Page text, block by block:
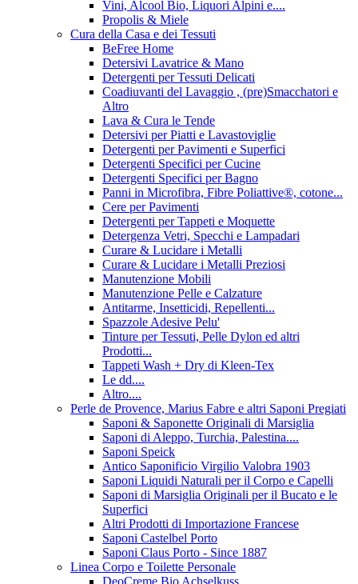
Vini, Alcool Bio, Liquori Alpini e....
Propolis & Miele
Cura della Casa e dei Tessuti
BeFree Home
Detersivi Lavatrice & Mano
Detergenti per Tessuti Delicati
Coadiuvanti del Lavaggio , (pre)Smacchatori e
Altro
Lava & Cura le Tende
Detersivi per Piatti e Lavastoviglie
Detergenti per Pavimenti e Superfici
Detergenti Specifici per Cucine
Detergenti Specifici per Bagno
Panni in Microfibra, Fibre Poliattive®, cotone...
Cere per Pavimenti
Detergenti per Tappeti e Moquette
Detergenza Vetri, Specchi e Lampadari
Curare & Lucidare i Metalli
Curare & Lucidare i Metalli Preziosi
Manutenzione Mobili
Manutenzione Pelle e Calzature
Antitarme, Insetticidi, Repellenti...
Spazzole Adesive Pelu'
Tinture per Tessuti, Pelle Dylon ed altri
Prodotti...
Tappeti Wash + Dry di Kleen-Tex
Le dd....
Altro....
Perle de Provence, Marius Fabre e altri Saponi Pregiati
Saponi & Saponette Originali di Marsiglia
Saponi di Aleppo, Turchia, Palestina....
Saponi Speick
Antico Saponificio Virgilio Valobra 1903
Saponi Liquidi Naturali per il Corpo e Capelli
Saponi di Marsiglia Originali per il Bucato e le
Superfici
Altri Prodotti di Importazione Francese
Saponi Castelbel Porto
Saponi Claus Porto - Since 1887
Linea Corpo e Toilette Personale
DeoCreme Bio Achselkuss